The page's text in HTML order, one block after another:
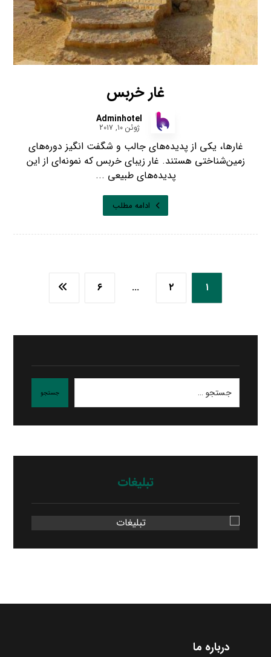
غار خربس
Adminhotel
ژوئن ۱۰, ۲۰۱۷
غارها، یکی از پدیده‌های جالب و شگفت انگیز دوره‌های
زمین‌شناختی هستند. غار زیبای خربس که نمونه‌ای از این
پدیده‌های طبیعی ...
ادامه مطلب
۱ ۲ … ۶
جستجو
تبلیغات
درباره ما